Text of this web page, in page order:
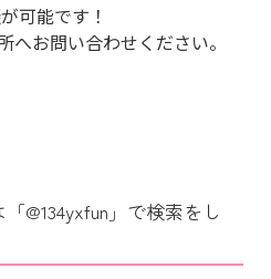
可能です！
へお問い合わせください。
@134yxfun」で検索をし